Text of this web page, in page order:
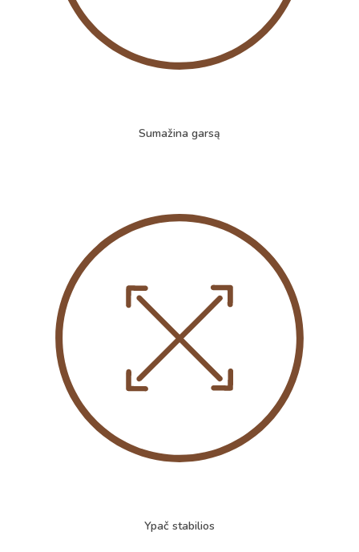
Sumažina garsą
Ypač stabilios